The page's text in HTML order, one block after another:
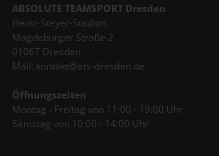
ABSOLUTE TEAMSPORT Dresden
Heinz-Steyer-Stadion
Magdeburger Straße 2
01067 Dresden
Mail: kontakt@ats-dresden.de
Öffnungszeiten
Montag - Freitag von 11:00 - 19:00 Uhr
Samstag von 10:00 - 14:00 Uhr